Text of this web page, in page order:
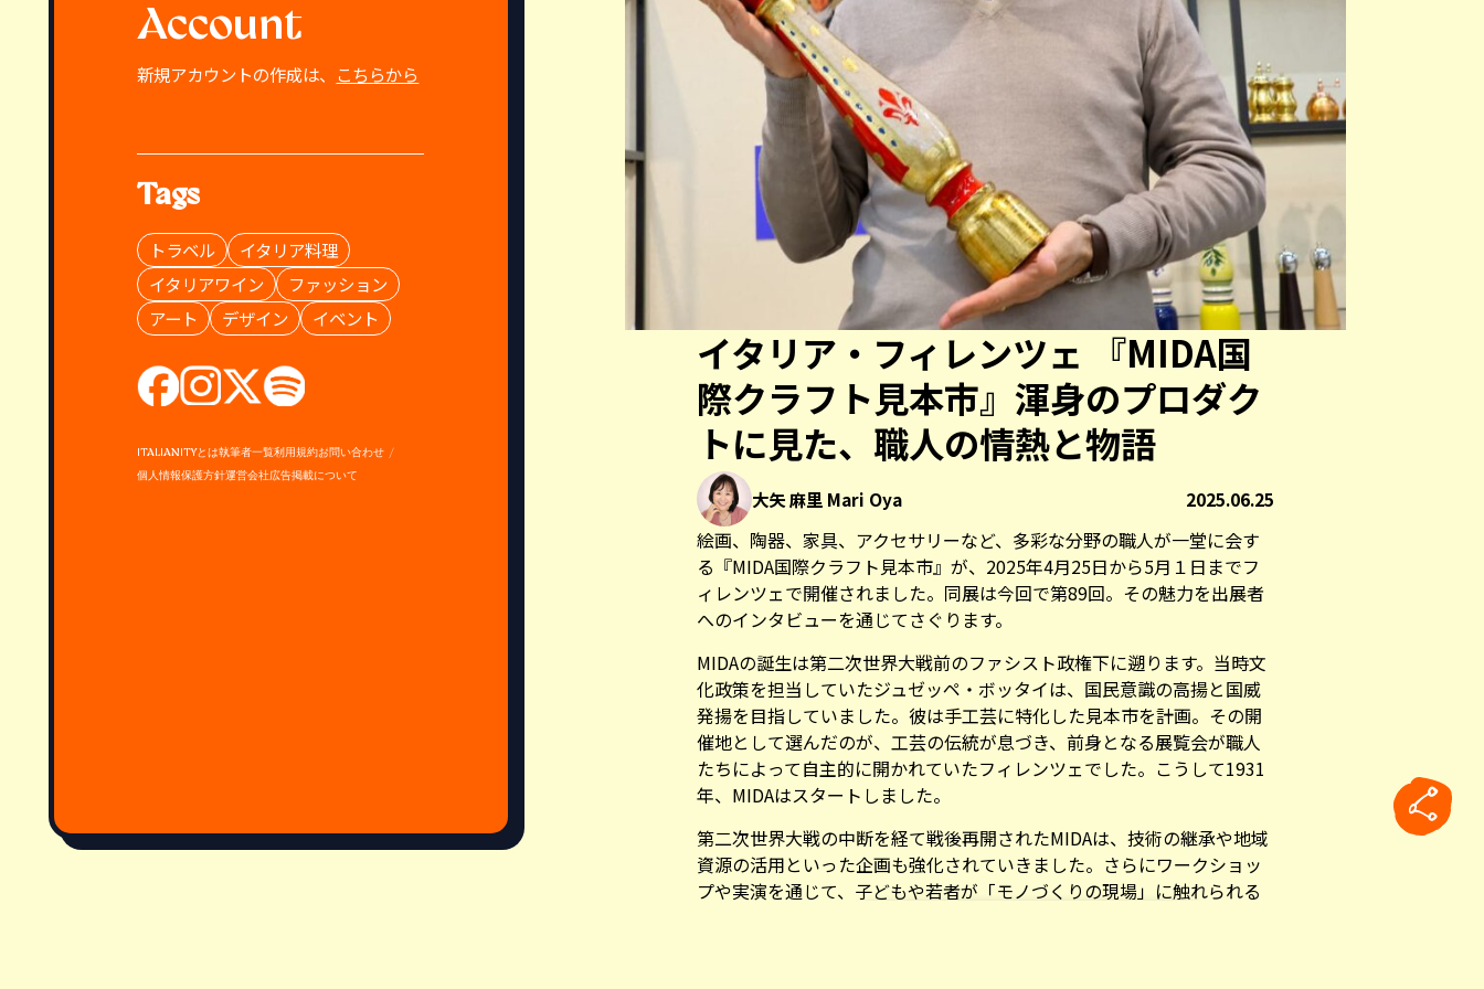
Account
新規アカウントの作成は、 こちらから
Tags
トラベル
イタリア料理
イタリアワイン
ファッション
アート
デザイン イベント
ITALIANITYとは執筆者一覧利用規約お問い合わせ
個人情報保護方針運営会社広告掲載について
イタリア・フィレンツェ 『MIDA国
際クラフト見本市』渾身のプロダク
トに見た、職人の情熱と物語
大矢 麻里 Mari Oya 2025.06.25
絵画、陶器、家具、アクセサリーなど、多彩な分野の職人が一堂に会す
る『MIDA国際クラフト見本市』が、2025年4月25日から5月１日までフ
ィレンツェで開催されました。同展は今回で第89回。その魅力を出展者
へのインタビューを通じてさぐります。
MIDAの誕生は第二次世界大戦前のファシスト政権下に遡ります。当時文
化政策を担当していたジュゼッペ・ボッタイは、国民意識の高揚と国威
発揚を目指していました。彼は手工芸に特化した見本市を計画。その開
催地として選んだのが、工芸の伝統が息づき、前身となる展覧会が職人
たちによって自主的に開かれていたフィレンツェでした。こうして1931
年、MIDAはスタートしました。
第二次世界大戦の中断を経て戦後再開されたMIDAは、技術の継承や地域
資源の活用といった企画も強化されていきました。さらにワークショッ
プや実演を通じて、子どもや若者が「モノづくりの現場」に触れられる